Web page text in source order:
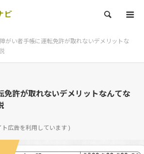
検索
障がい者手帳に運転免許が取れないデメリットな
免許が取れないデメリットなんてな